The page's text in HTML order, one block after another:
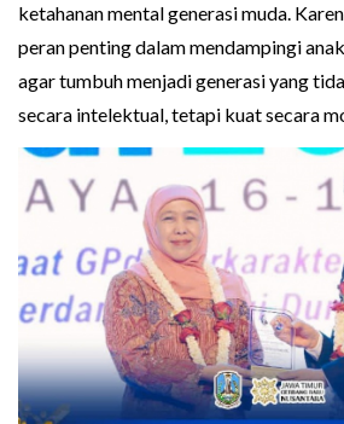
ketahanan mental generasi muda.
peran penting dalam mendampingi
agar tumbuh menjadi generasi yang
secara intelektual, tetapi kuat secara